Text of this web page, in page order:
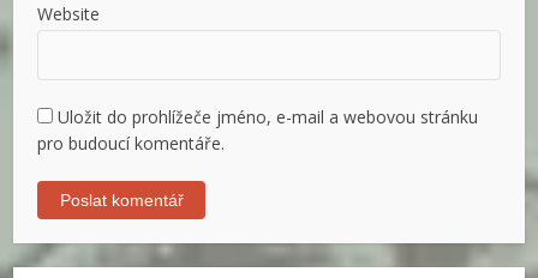
Website
Uložit do prohlížeče jméno, e-mail a webovou stránku
pro budoucí komentáře.